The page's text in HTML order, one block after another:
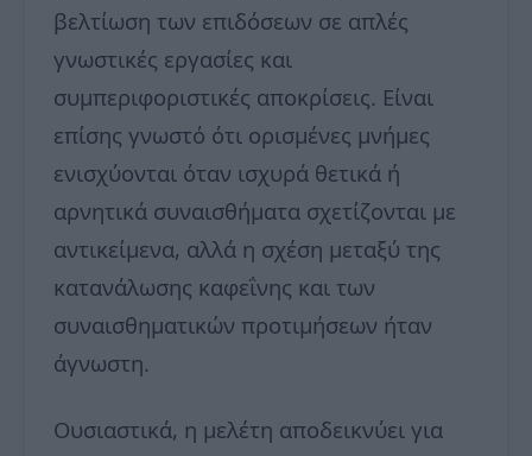
βελτίωση των επιδόσεων σε απλές
γνωστικές εργασίες και
συμπεριφοριστικές αποκρίσεις. Είναι
επίσης γνωστό ότι ορισμένες μνήμες
ενισχύονται όταν ισχυρά θετικά ή
αρνητικά συναισθήματα σχετίζονται με
αντικείμενα, αλλά η σχέση μεταξύ της
κατανάλωσης καφεΐνης και των
συναισθηματικών προτιμήσεων ήταν
άγνωστη.
Ουσιαστικά, η μελέτη αποδεικνύει για